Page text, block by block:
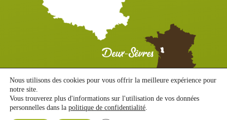
MENTIONS LÉGALES ET CONFIDENTIALITÉ| PLAN DU SITE|
Nous utilisons des cookies pour vous offrir la meilleure expérience pour
notre site.
Vous trouverez plus d'informations sur l'utilisation de vos données
personnelles dans la politique de confidentialité.